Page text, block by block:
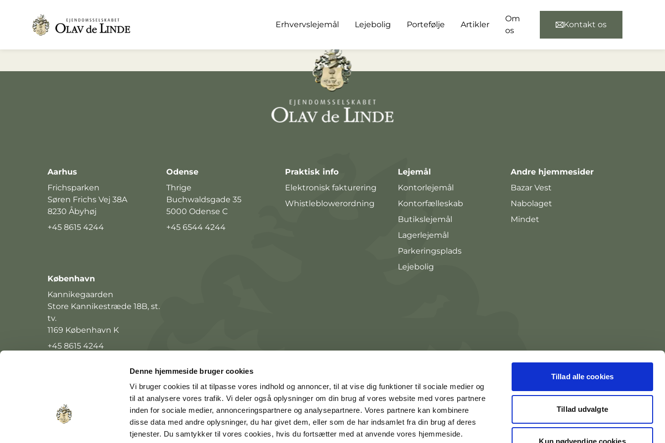
Denne hjemmeside bruger cookies
Vi bruger cookies til at tilpasse vores indhold og annoncer, til at vise dig funktioner til sociale medier og
til at analysere vores trafik. Vi deler også oplysninger om din brug af vores website med vores partnere
inden for sociale medier, annonceringspartnere og analysepartnere. Vores partnere kan kombinere
disse data med andre oplysninger, du har givet dem, eller som de har indsamlet fra din brug af deres
tjenester. Du samtykker til vores cookies, hvis du fortsætter med at anvende vores hjemmeside.
Tillad alle cookies
Tillad udvalgte
Kun nødvendige cookies
Erhvervslejemål Lejebolig Portefølje Artikler
Om
os
Kontakt os
Aarhus
Frichsparken
Søren Frichs Vej 38A
8230 Åbyhøj
+45 8615 4244
Odense
Thrige
Buchwaldsgade 35
5000 Odense C
+45 6544 4244
København
Kannikegaarden
Store Kannikestræde 18B, st.
tv.
1169 København K
+45 8615 4244
Praktisk info
Elektronisk fakturering
Whistleblowerordning
Lejemål
Kontorlejemål
Kontorfælleskab
Butikslejemål
Lagerlejemål
Parkeringsplads
Lejebolig
Andre hjemmesider
Bazar Vest
Nabolaget
Mindet